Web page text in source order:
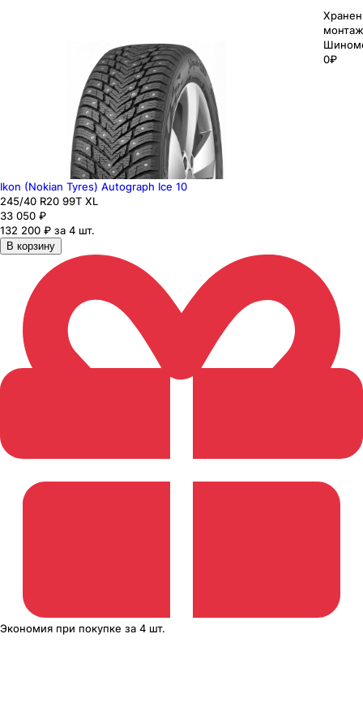
0₽
Ikon (Nokian Tyres) Autograph Ice 10
245/40 R20 99T XL
33 050 ₽
132 200 ₽ за 4 шт.
В корзину
Экономия при покупке за 4 шт.